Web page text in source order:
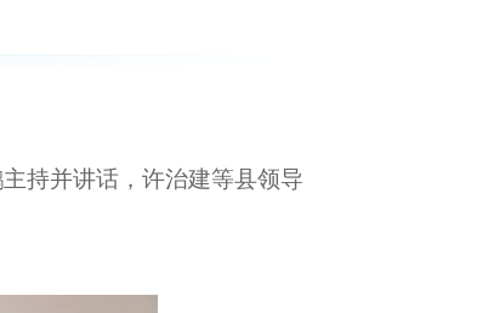
持并讲话，许治建等县领导